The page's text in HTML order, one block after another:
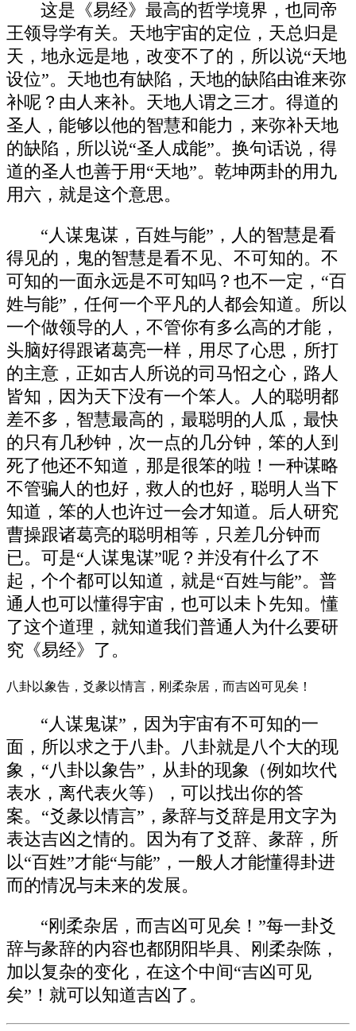
这是《易经》最高的哲学境界，也同帝
王领导学有关。天地宇宙的定位，天总归是
天，地永远是地，改变不了的，所以说“天地
设位”。天地也有缺陷，天地的缺陷由谁来弥
补呢？由人来补。天地人谓之三才。得道的
圣人，能够以他的智慧和能力，来弥补天地
的缺陷，所以说“圣人成能”。换句话说，得
道的圣人也善于用“天地”。乾坤两卦的用九
用六，就是这个意思。
“人谋鬼谋，百姓与能”，人的智慧是看
得见的，鬼的智慧是看不见、不可知的。不
可知的一面永远是不可知吗？也不一定，“百
姓与能”，任何一个平凡的人都会知道。所以
一个做领导的人，不管你有多么高的才能，
头脑好得跟诸葛亮一样，用尽了心思，所打
的主意，正如古人所说的司马怊之心，路人
皆知，因为天下没有一个笨人。人的聪明都
差不多，智慧最高的，最聪明的人瓜，最快
的只有几秒钟，次一点的几分钟，笨的人到
死了他还不知道，那是很笨的啦！一种谋略
不管骗人的也好，救人的也好，聪明人当下
知道，笨的人也许过一会才知道。后人研究
曹操跟诸葛亮的聪明相等，只差几分钟而
已。可是“人谋鬼谋”呢？并没有什么了不
起，个个都可以知道，就是“百姓与能”。普
通人也可以懂得宇宙，也可以未卜先知。懂
了这个道理，就知道我们普通人为什么要研
究《易经》了。
八卦以象告，爻彖以情言，刚柔杂居，而吉凶可见矣！
“人谋鬼谋”，因为宇宙有不可知的一
面，所以求之于八卦。八卦就是八个大的现
象，“八卦以象告”，从卦的现象（例如坎代
表水，离代表火等），可以找出你的答
案。“爻彖以情言”，彖辞与爻辞是用文字为
表达吉凶之情的。因为有了爻辞、彖辞，所
以“百姓”才能“与能”，一般人才能懂得卦进
而的情况与未来的发展。
“刚柔杂居，而吉凶可见矣！”每一卦爻
辞与彖辞的内容也都阴阳毕具、刚柔杂陈，
加以复杂的变化，在这个中间“吉凶可见
矣”！就可以知道吉凶了。